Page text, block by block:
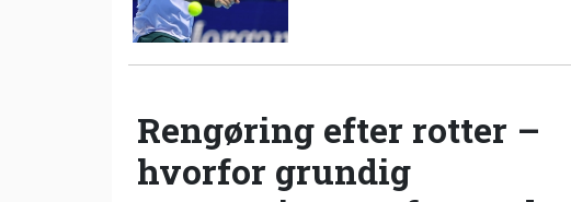
Rengøring efter rotter –
hvorfor grundig